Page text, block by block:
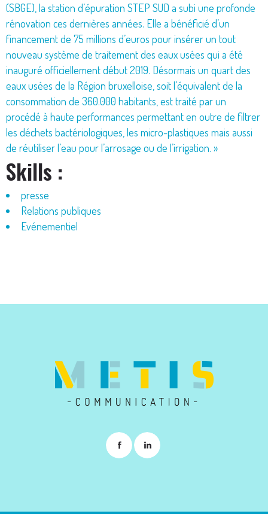
(SBGE), la station d’épuration STEP SUD a subi une profonde
rénovation ces dernières années. Elle a bénéficié d’un
financement de 75 millions d’euros pour insérer un tout
nouveau système de traitement des eaux usées qui a été
inauguré officiellement début 2019. Désormais un quart des
eaux usées de la Région bruxelloise, soit l’équivalent de la
consommation de 360.000 habitants, est traité par un
procédé à haute performances permettant en outre de filtrer
les déchets bactériologiques, les micro-plastiques mais aussi
de réutiliser l’eau pour l’arrosage ou de l’irrigation. »
Skills :
presse
Relations publiques
Evénementiel